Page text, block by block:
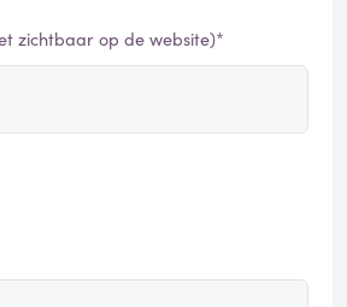
zichtbaar op de website)*